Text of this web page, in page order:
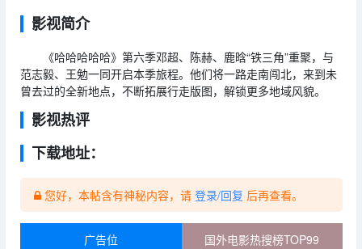
影视简介
《哈哈哈哈哈》第六季邓超、陈赫、鹿晗“铁三角”重聚，与
范志毅、王勉一同开启本季旅程。他们将一路走南闯北，来到未
曾去过的全新地点，不断拓展行走版图，解锁更多地域风貌。
影视热评
下载地址：
您好，本帖含有神秘内容，请 登录/回复 后再查看。
广告位 国外电影热搜榜TOP99